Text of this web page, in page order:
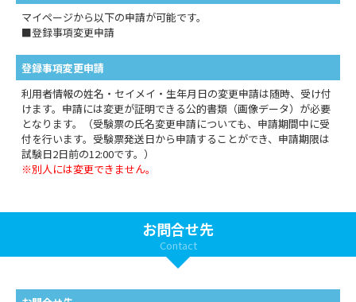
マイページから以下の申請が可能です。
■登録事項変更申請
登録事項変更申請
利用者情報の姓名・セイメイ・生年月日の変更申請は随時、受け付
けます。申請には変更が証明できる公的書類（画像データ）が必要
となります。（受験票の氏名変更申請についても、申請期間中に受
付を行います。受験票発送日から申請することができ、申請期限は
試験日2日前の12:00です。）
※別人には変更できません。
お問合せ先
Contact